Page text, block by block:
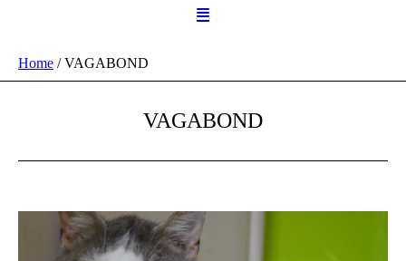
Home /VAGABOND
VAGABOND